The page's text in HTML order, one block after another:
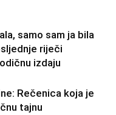
samo sam ja bila
riječi
izdaju
Rečenica koja je
tajnu